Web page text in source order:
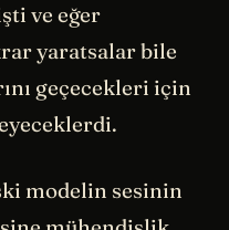
ve eğer
yaratsalar bile
geçecekleri için
modelin sesinin